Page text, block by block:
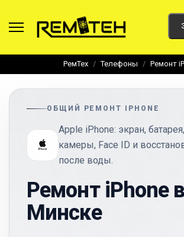
РемТех Телефоны Ремонт
ОБЩИЙ РЕМОНТ IPHONE
Apple iPhone: экран,
камеры, Face ID и
после воды.
Ремонт iPhone в
Минске